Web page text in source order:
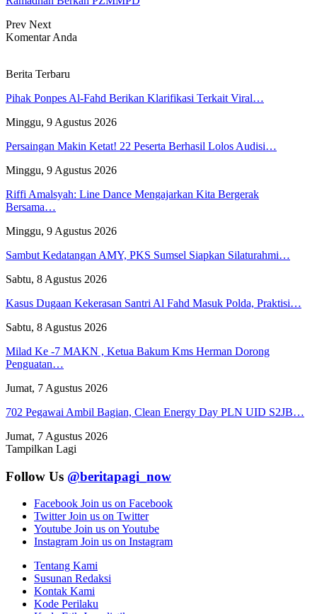
Prev Next
Komentar Anda
Berita Terbaru
Pihak Ponpes Al-Fahd Berikan Klarifikasi Terkait Viral…
Minggu, 9 Agustus 2026
Persaingan Makin Ketat! 22 Peserta Berhasil Lolos Audisi…
Minggu, 9 Agustus 2026
Riffi Amalsyah: Line Dance Mengajarkan Kita Bergerak
Bersama…
Minggu, 9 Agustus 2026
Sambut Kedatangan AMY, PKS Sumsel Siapkan Silaturahmi…
Sabtu, 8 Agustus 2026
Kasus Dugaan Kekerasan Santri Al Fahd Masuk Polda, Praktisi…
Sabtu, 8 Agustus 2026
Milad Ke -7 MAKN , Ketua Bakum Kms Herman Dorong
Penguatan…
Jumat, 7 Agustus 2026
702 Pegawai Ambil Bagian, Clean Energy Day PLN UID S2JB…
Jumat, 7 Agustus 2026
Tampilkan Lagi
Follow Us @beritapagi_now
Facebook Join us on Facebook
Twitter Join us on Twitter
Youtube Join us on Youtube
Instagram Join us on Instagram
Tentang Kami
Susunan Redaksi
Kontak Kami
Kode Perilaku